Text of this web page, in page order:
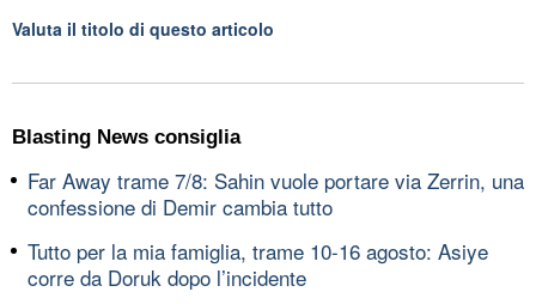
Valuta il titolo di questo articolo
Blasting News consiglia
Far Away trame 7/8: Sahin vuole portare via Zerrin, una
confessione di Demir cambia tutto
Tutto per la mia famiglia, trame 10-16 agosto: Asiye
corre da Doruk dopo l’incidente